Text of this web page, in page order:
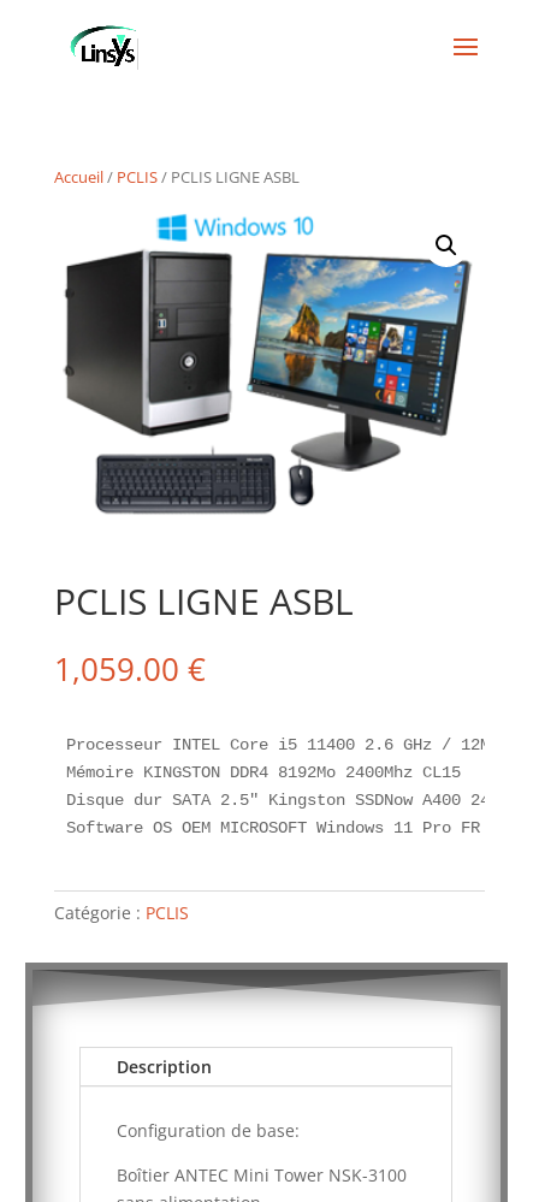
Accueil/ PCLIS/ PCLIS LIGNE ASBL
PCLIS LIGNE ASBL
1,059.00 €
Processeur INTEL Core i5 11400 2.6 GHz / 12Mo
Mémoire KINGSTON DDR4 8192Mo 2400Mhz CL15
Disque dur SATA 2.5" Kingston SSDNow A400 240 GB
Software OS OEM MICROSOFT Windows 11 Pro FR 64-
Catégorie : PCLIS
Description
Configuration de base:
Boîtier ANTEC Mini Tower NSK-3100